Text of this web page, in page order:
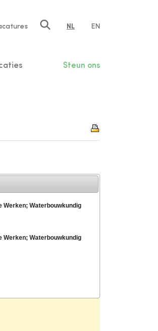
NL EN
Steun ons
Werken; Waterbouwkundig
Werken; Waterbouwkundig